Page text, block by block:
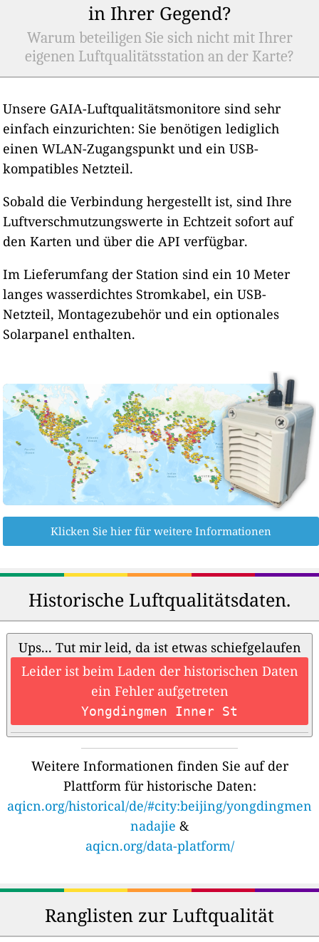
in Ihrer Gegend?
Warum beteiligen Sie sich nicht mit Ihrer
eigenen Luftqualitätsstation an der Karte?
Unsere GAIA-Luftqualitätsmonitore sind sehr
einfach einzurichten: Sie benötigen lediglich
einen WLAN-Zugangspunkt und ein USB-
kompatibles Netzteil.
Sobald die Verbindung hergestellt ist, sind Ihre
Luftverschmutzungswerte in Echtzeit sofort auf
den Karten und über die API verfügbar.
Im Lieferumfang der Station sind ein 10 Meter
langes wasserdichtes Stromkabel, ein USB-
Netzteil, Montagezubehör und ein optionales
Solarpanel enthalten.
Klicken Sie hier für weitere Informationen
Historische Luftqualitätsdaten.
Ups... Tut mir leid, da ist etwas schiefgelaufen
Leider ist beim Laden der historischen Daten
ein Fehler aufgetreten
Yongdingmen Inner St
Weitere Informationen finden Sie auf der
Plattform für historische Daten:
aqicn.org/historical/de/#city:beijing/yongdingmen
nadajie &
aqicn.org/data-platform/
Ranglisten zur Luftqualität